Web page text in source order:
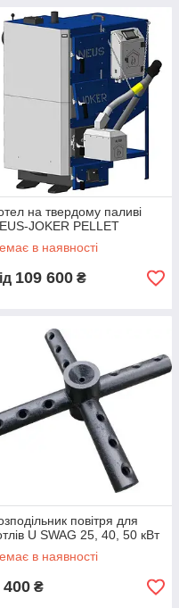
на твердому паливі
JOKER PELLET
в наявності
109 600 ₴
повітря для
U SWAG 25, 40, 50 кВт
в наявності
400 ₴